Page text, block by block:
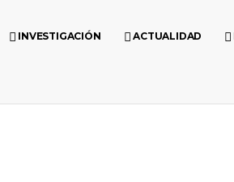
INVESTIGACIÓN ACTUALIDAD